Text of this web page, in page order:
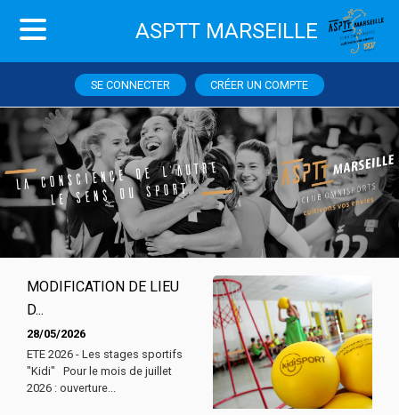
ASPTT MARSEILLE
SE CONNECTER CRÉER UN COMPTE
MODIFICATION DE LIEU
D...
28/05/2026
ETE 2026 - Les stages sportifs
"Kidi" Pour le mois de juillet
2026 : ouverture...